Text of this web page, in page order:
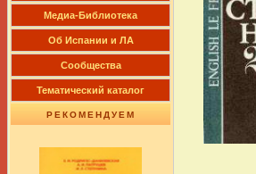
Медиа-Библиотека
Об Испании и ЛА
Сообщества
Тематический каталог
РЕКОМЕНДУЕМ